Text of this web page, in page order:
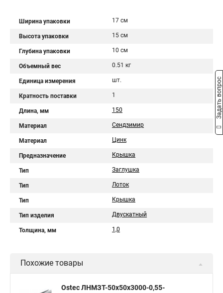
Ширина упаковки 17 см
Высота упаковки 15 см
Глубина упаковки 10 см
Объемный вес 0.51 кг
Единица измерения шт.
Кратность поставки 1
Длина, мм 150
Материал Сендзимир
Материал Цинк
Предназначение Крышка
Тип Заглушка
Тип Лоток
Тип Крышка
Тип изделия Двускатный
Толщина, мм 1,0
Похожие товары
Ostec ЛНМЗТ-50х50х3000-0,55-
Задать вопрос